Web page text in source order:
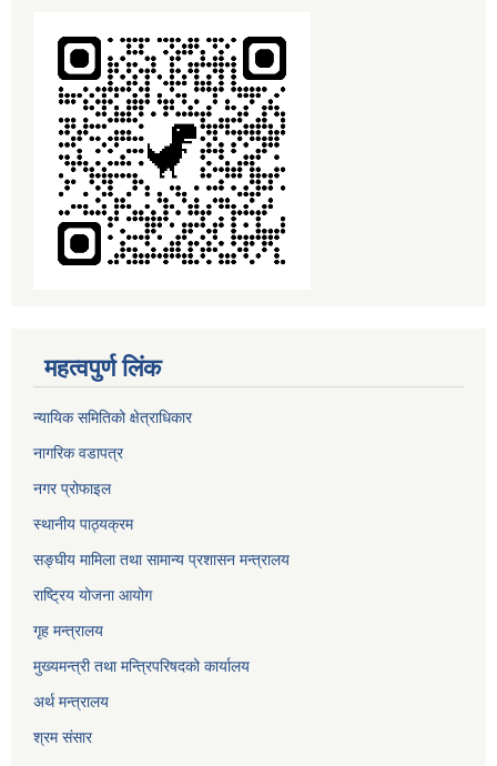
महत्वपुर्ण लिंक
न्यायिक समितिको क्षेत्राधिकार
नागरिक वडापत्र
नगर प्रोफाइल
स्थानीय पाठ्यक्रम
सङ्घीय मामिला तथा सामान्य प्रशासन मन्त्रालय
राष्ट्रिय योजना आयोग
गृह मन्त्रालय
मुख्यमन्त्री तथा मन्त्रिपरिषदको कार्यालय
अर्थ मन्त्रालय
श्रम संसार